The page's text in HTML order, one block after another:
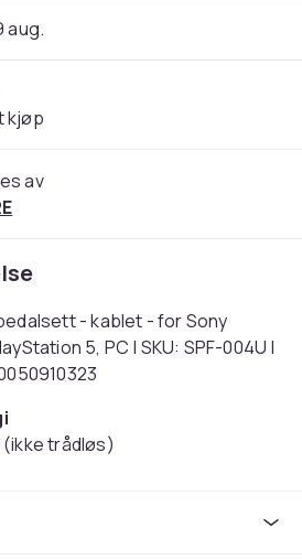
aug.
kjøp
av
- kablet - for Sony
5, PC | SKU: SPF-004U |
trådløs)